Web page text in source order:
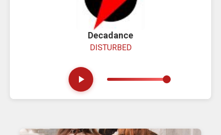
Decadance
DISTURBED